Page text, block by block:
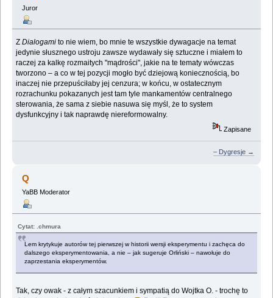
Juror
ZDialogami to nie wiem, bo mnie te wszystkie dywagacje na temat
jedynie słusznego ustroju zawsze wydawały się sztuczne i miałem to
raczej za kalkę rozmaitych "mądrości", jakie na te tematy wówczas
tworzono – a co w tej pozycji mogło być dziejową koniecznością, bo
inaczej nie przepuściłaby jej cenzura; w końcu, w ostatecznym
rozrachunku pokazanych jest tam tyle mankamentów centralnego
sterowania, że sama z siebie nasuwa się myśl, że to system
dysfunkcyjny i tak naprawdę niereformowalny.
Zapisane
– Dygresje →
Q
YaBB Moderator
Cytat: .chmura
Lem krytykuje autorów tej pierwszej w historii wersji eksperymentu i zachęca do
dalszego eksperymentowania, a nie – jak sugeruje Orliński – nawołuje do
zaprzestania eksperymentów.
Tak, czy owak - z całym szacunkiem i sympatią do Wojtka O. - trochę to